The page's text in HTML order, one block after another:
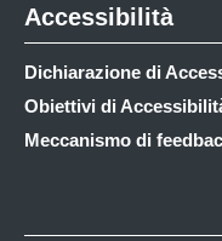
Accessibilità
Dichiarazione di
Obiettivi di
Meccanismo di